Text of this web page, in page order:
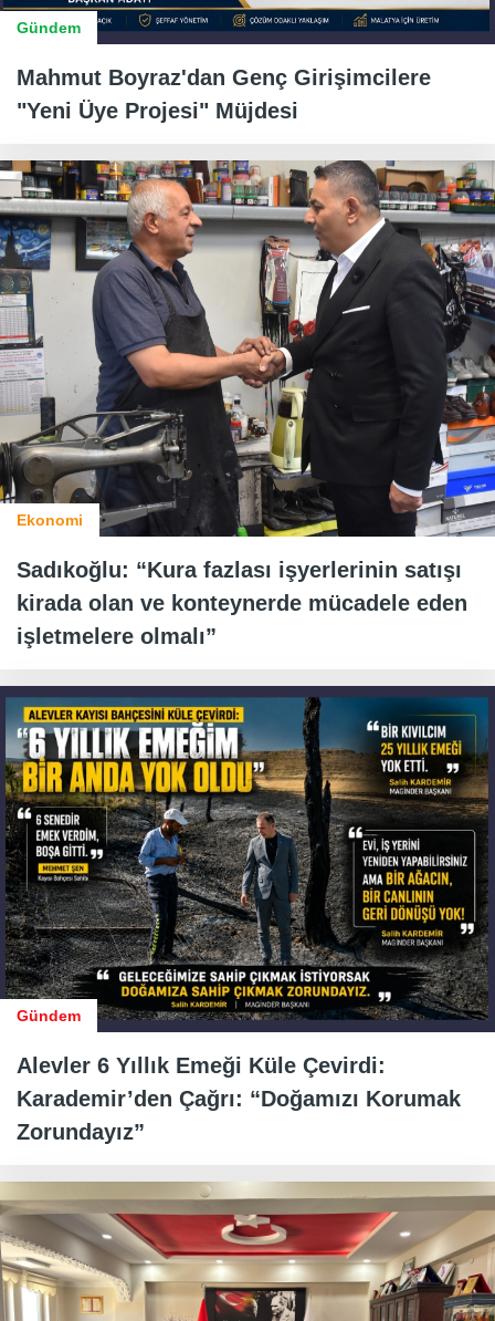
Gündem
Mahmut Boyraz'dan Genç Girişimcilere
"Yeni Üye Projesi" Müjdesi
Ekonomi
Sadıkoğlu: “Kura fazlası işyerlerinin satışı
kirada olan ve konteynerde mücadele eden
işletmelere olmalı”
Gündem
Alevler 6 Yıllık Emeği Küle Çevirdi:
Karademir’den Çağrı: “Doğamızı Korumak
Zorundayız”